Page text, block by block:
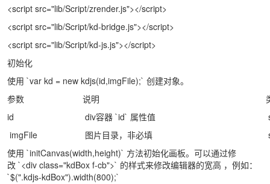
<script src="lib/Script/zrender.js"></script>
<script src="lib/Script/kd-bridge.js"></script>
<script src="lib/Script/kd-js.js"></script>
初始化
使用 `var kd = new kdjs(id,imgFile);` 创建对象。
参数
说明
id
div容器 `id` 属性值
imgFile
图片目录，非必填
使用 `initCanvas(width,height)` 方法初始化画板。可以通过修
改 `<div class="kdBox f-cb">` 的样式来修改编辑器的宽高 ，例如：
`$(".kdjs-kdBox").width(800);`